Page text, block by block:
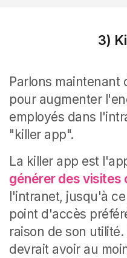
3)
Parlons maintenant
pour augmenter
employés dans
"killer app".
La killer app est
générer des visites
l'intranet, jusqu'à
point d'accès
raison de son
devrait avoir au